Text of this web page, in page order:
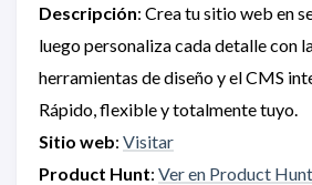
Descripción: Crea tu sitio web en
luego personaliza cada detalle con
herramientas de diseño y el CMS
Rápido, flexible y totalmente tuyo.
Sitio web: Visitar
Product Hunt: Ver en Product Hunt